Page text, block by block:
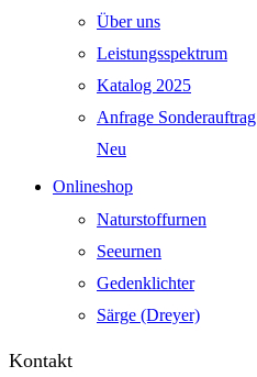
Über uns
Leistungsspektrum
Katalog 2025
Anfrage Sonderauftrag
Neu
Onlineshop
Naturstoffurnen
Seeurnen
Gedenklichter
Särge (Dreyer)
Kontakt